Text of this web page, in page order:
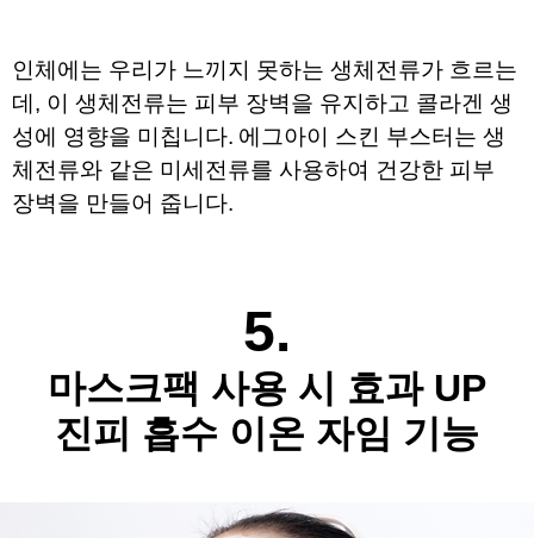
인체에는 우리가 느끼지 못하는 생체전류가 흐르는
데, 이 생체전류는 피부 장벽을 유지하고 콜라겐 생
성에 영향을 미칩니다. 에그아이 스킨 부스터는 생
체전류와 같은 미세전류를 사용하여 건강한 피부
장벽을 만들어 줍니다.
5.
마스크팩 사용 시 효과 UP
진피 흡수 이온 자임 기능​